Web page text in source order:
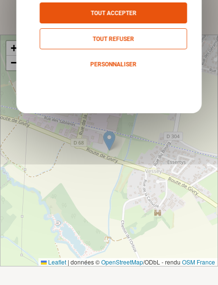
Envoyer
+
−
Leaflet | données ©OpenStreetMap/ODbL - rendu OSM France
TOUT ACCEPTER
TOUT REFUSER
PERSONNALISER